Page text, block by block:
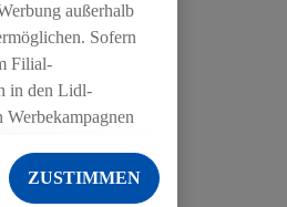
außerhalb
Sofern
Filial-
in den Lidl-
Diensten
der Lidl-Dienste,
ZUSTIMMEN